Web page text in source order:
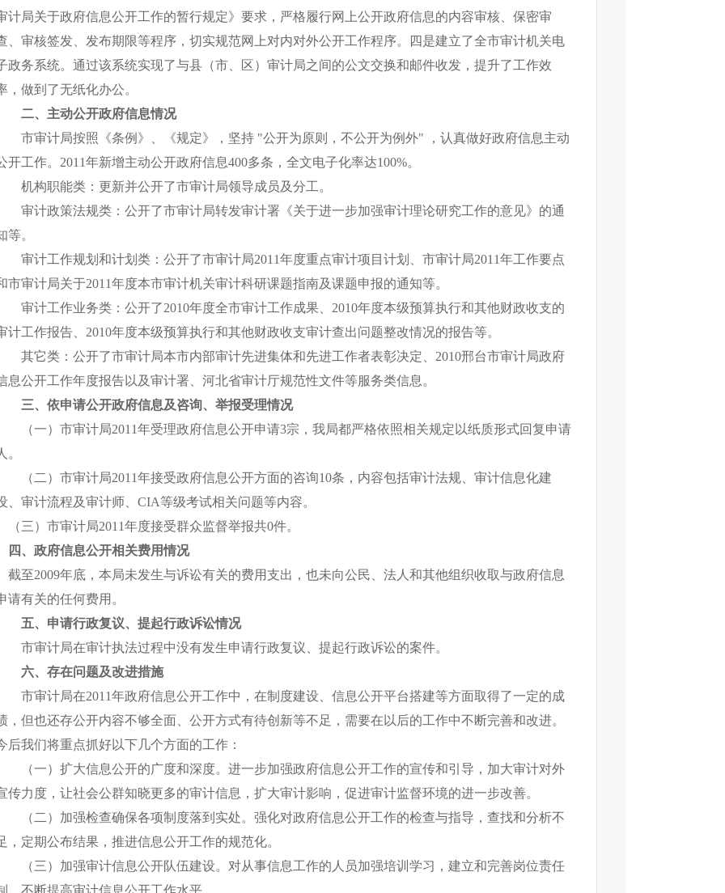
计局关于政府信息公开工作的暂行规定》要求，严格履行网上公开政府信息的内容审核、保密审
、审核签发、发布期限等程序，切实规范网上对内对外公开工作程序。四是建立了全市审计机关电
政务系统。通过该系统实现了与县（市、区）审计局之间的公文交换和邮件收发，提升了工作效
，做到了无纸化办公。
二、主动公开政府信息情况
审计局按照《条例》、《规定》，坚持 "公开为原则，不公开为例外" ，认真做好政府信息主动
开工作。2011年新增主动公开政府信息400多条，全文电子化率达100%。
构职能类：更新并公开了市审计局领导成员及分工。
计政策法规类：公开了市审计局转发审计署《关于进一步加强审计理论研究工作的意见》的通
等。
计工作规划和计划类：公开了市审计局2011年度重点审计项目计划、市审计局2011年工作要点
市审计局关于2011年度本市审计机关审计科研课题指南及课题申报的通知等。
计工作业务类：公开了2010年度全市审计工作成果、2010年度本级预算执行和其他财政收支的
计工作报告、2010年度本级预算执行和其他财政收支审计查出问题整改情况的报告等。
它类：公开了市审计局本市内部审计先进集体和先进工作者表彰决定、2010邢台市审计局政府
息公开工作年度报告以及审计署、河北省审计厅规范性文件等服务类信息。
三、依申请公开政府信息及咨询、举报受理情况
一）市审计局2011年受理政府信息公开申请3宗，我局都严格依照相关规定以纸质形式回复申请
。
二）市审计局2011年接受政府信息公开方面的咨询10条，内容包括审计法规、审计信息化建
、审计流程及审计师、CIA等级考试相关问题等内容。
三）市审计局2011年度接受群众监督举报共0件。
四、政府信息公开相关费用情况
至2009年底，本局未发生与诉讼有关的费用支出，也未向公民、法人和其他组织收取与政府信息
请有关的任何费用。
五、申请行政复议、提起行政诉讼情况
审计局在审计执法过程中没有发生申请行政复议、提起行政诉讼的案件。
六、存在问题及改进措施
审计局在2011年政府信息公开工作中，在制度建设、信息公开平台搭建等方面取得了一定的成
，但也还存公开内容不够全面、公开方式有待创新等不足，需要在以后的工作中不断完善和改进。
后我们将重点抓好以下几个方面的工作：
一）扩大信息公开的广度和深度。进一步加强政府信息公开工作的宣传和引导，加大审计对外
传力度，让社会公群知晓更多的审计信息，扩大审计影响，促进审计监督环境的进一步改善。
二）加强检查确保各项制度落到实处。强化对政府信息公开工作的检查与指导，查找和分析不
，定期公布结果，推进信息公开工作的规范化。
三）加强审计信息公开队伍建设。对从事信息工作的人员加强培训学习，建立和完善岗位责任
，不断提高审计信息公开工作水平。